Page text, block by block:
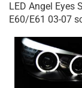
LED Angel Eyes
E60/E61 03-07